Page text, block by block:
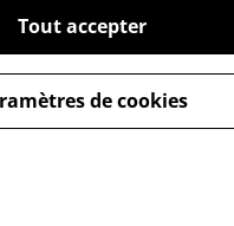
Mentions
Tout accepter
de cookies